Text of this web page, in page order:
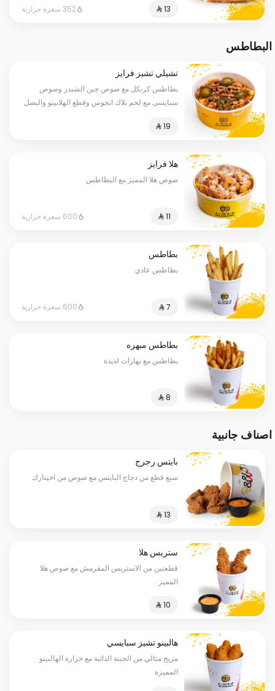
352 سعرة حرارية
البطاطس
تشيلي تشيز فرايز
بطاطس كرنكل مع صوص جبن الشيدر وصوص
سبايسى مع لحم بلاك انجوس وقطع الهلابينو والبصل
هلا فرايز
صوص هلا المميز مع البطاطس
600 سعرة حرارية
بطاطس
بطاطس عادي
600 سعرة حرارية
بطاطس مبهره
بطاطس مع بهارات لذيذة
اصناف جانبية
بايتس رجرج
سبع قطع من دجاج البايتس مع صوص من اخيتارك
ستربس هلا
قطعتين من الاستربس المقرمش مع صوص هلا
المميز .
هالبينو تشيز سبايسي
مزيج مثالي من الجبنة الذائبة مع حرارة الهالبينو
المميزة